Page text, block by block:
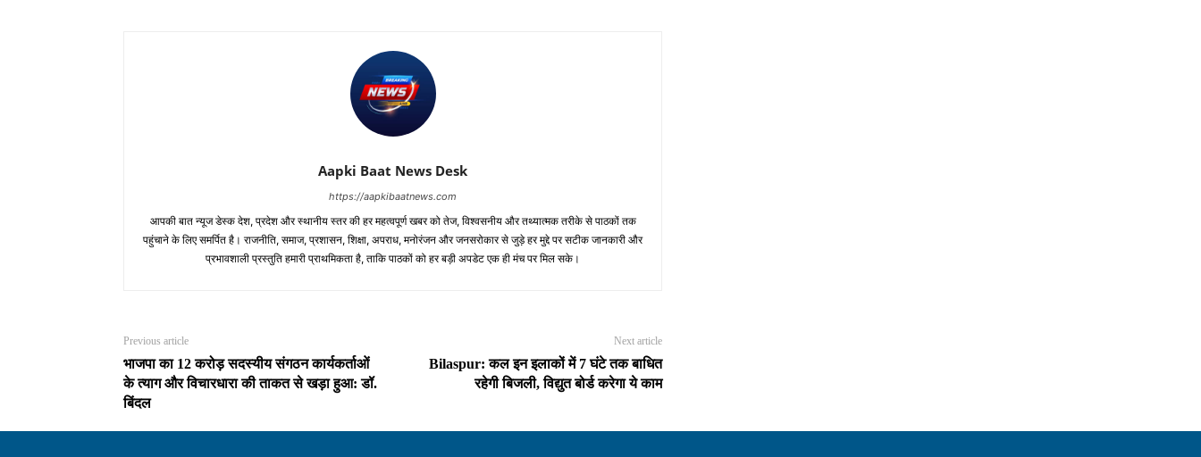
Aapki Baat News Desk
https://aapkibaatnews.com
आपकी बात न्यूज डेस्क देश, प्रदेश और स्थानीय स्तर की हर महत्वपूर्ण खबर को तेज, विश्वसनीय और तथ्यात्मक तरीके से पाठकों तक
पहुंचाने के लिए समर्पित है। राजनीति, समाज, प्रशासन, शिक्षा, अपराध, मनोरंजन और जनसरोकार से जुड़े हर मुद्दे पर सटीक जानकारी और
प्रभावशाली प्रस्तुति हमारी प्राथमिकता है, ताकि पाठकों को हर बड़ी अपडेट एक ही मंच पर मिल सके।
Previous article
भाजपा का 12 करोड़ सदस्यीय संगठन कार्यकर्ताओं
के त्याग और विचारधारा की ताकत से खड़ा हुआ: डॉ.
बिंदल
Next article
Bilaspur: कल इन इलाकों में 7 घंटे तक बाधित
रहेगी बिजली, विद्युत बोर्ड करेगा ये काम